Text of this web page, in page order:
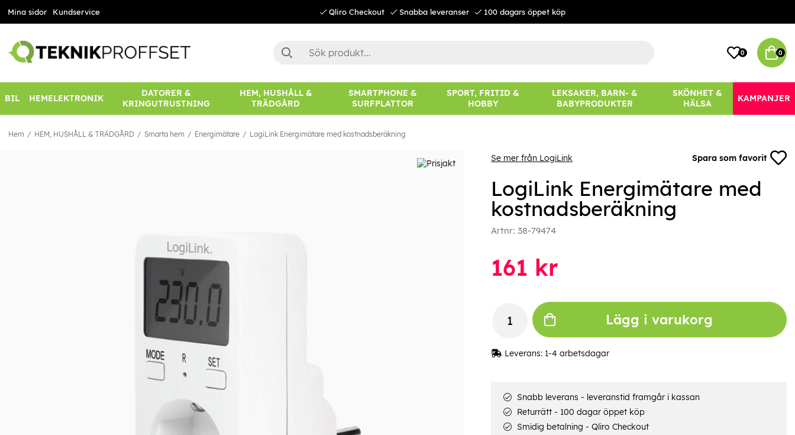
Mina sidor Kundservice Qliro Checkout Snabba leveranser 100 dagars öppet köp
0 0
BIL HEMELEKTRONIK
DATORER &
KRINGUTRUSTNING
HEM, HUSHÅLL &
TRÄDGÅRD
SMARTPHONE &
SURFPLATTOR
SPORT, FRITID &
HOBBY
LEKSAKER, BARN- &
BABYPRODUKTER
SKÖNHET &
HÄLSA
KAMPANJER
Hem HEM, HUSHÅLL & TRÄDGÅRD Smarta hem Energimätare LogiLink Energimätare med kostnadsberäkning
Se mer från LogiLink Spara som favorit
LogiLink Energimätare med
kostnadsberäkning
Artnr: 38-79474
161 kr
Lägg i varukorg
Leverans: 1-4 arbetsdagar
Snabb leverans - leveranstid framgår i kassan
Returrätt - 100 dagar öppet köp
Smidig betalning - Qliro Checkout